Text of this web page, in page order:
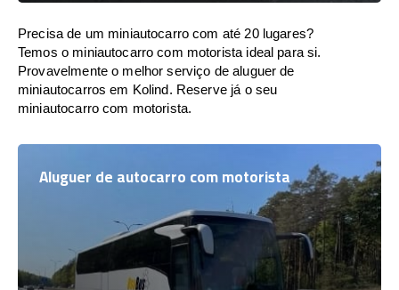
Precisa de um miniautocarro com até 20 lugares?
Temos o miniautocarro com motorista ideal para si.
Provavelmente o melhor serviço de aluguer de
miniautocarros em Kolind. Reserve já o seu
miniautocarro com motorista.
Aluguer de autocarro com motorista